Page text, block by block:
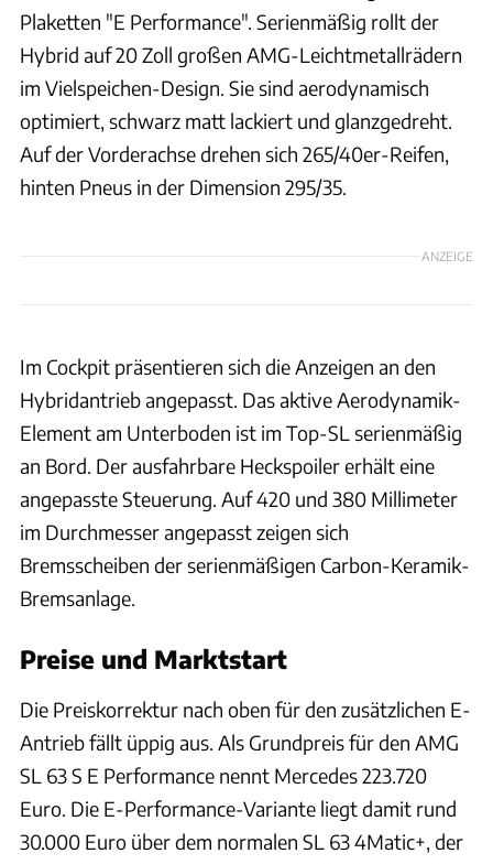
Plaketten "E Performance". Serienmäßig rollt der
Hybrid auf 20 Zoll großen AMG-Leichtmetallrädern
im Vielspeichen-Design. Sie sind aerodynamisch
optimiert, schwarz matt lackiert und glanzgedreht.
Auf der Vorderachse drehen sich 265/40er-Reifen,
hinten Pneus in der Dimension 295/35.
ANZEIGE
Im Cockpit präsentieren sich die Anzeigen an den
Hybridantrieb angepasst. Das aktive Aerodynamik-
Element am Unterboden ist im Top-SL serienmäßig
an Bord. Der ausfahrbare Heckspoiler erhält eine
angepasste Steuerung. Auf 420 und 380 Millimeter
im Durchmesser angepasst zeigen sich
Bremsscheiben der serienmäßigen Carbon-Keramik-
Bremsanlage.
Preise und Marktstart
Die Preiskorrektur nach oben für den zusätzlichen E-
Antrieb fällt üppig aus. Als Grundpreis für den AMG
SL 63 S E Performance nennt Mercedes 223.720
Euro. Die E-Performance-Variante liegt damit rund
30.000 Euro über dem normalen SL 63 4Matic+, der